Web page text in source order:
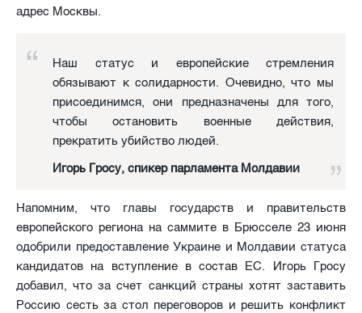
адрес Москвы.
Наш статус и европейские стремления
обязывают к солидарности. Очевидно, что мы
присоединимся, они предназначены для того,
чтобы остановить военные действия,
прекратить убийство людей.
Игорь Гросу, спикер парламента Молдавии
Напомним, что главы государств и правительств
европейского региона на саммите в Брюсселе 23 июня
одобрили предоставление Украине и Молдавии статуса
кандидатов на вступление в состав ЕС. Игорь Гросу
добавил, что за счет санкций страны хотят заставить
Россию сесть за стол переговоров и решить конфликт